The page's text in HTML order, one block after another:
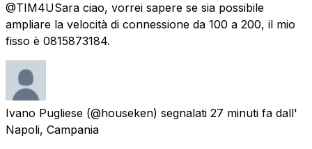
@TIM4USara ciao, vorrei sapere se sia possibile
ampliare la velocità di connessione da 100 a 200, il mio
fisso è 0815873184.
Ivano Pugliese (@houseken) segnalati 27 minuti fa dall'
Napoli, Campania